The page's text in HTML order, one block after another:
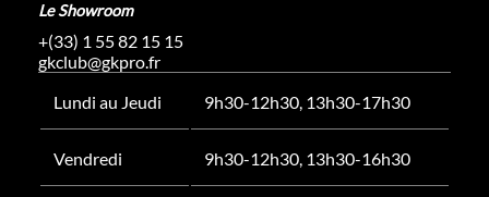
Le Showroom
+(33) 1 55 82 15 15
gkclub@gkpro.fr
Lundi au Jeudi
9h30-12h30, 13h30-17h30
Vendredi 9h30-12h30, 13h30-16h30